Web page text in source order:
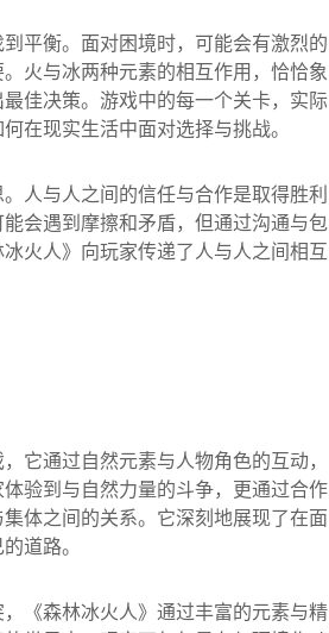
平衡。面对困境时，可能会有激烈的
火与冰两种元素的相互作用，恰恰象
佳决策。游戏中的每一个关卡，实际
在现实生活中面对选择与挑战。
人与人之间的信任与合作是取得胜利
会遇到摩擦和矛盾，但通过沟通与包
火人》向玩家传递了人与人之间相互
它通过自然元素与人物角色的互动，
验到与自然力量的斗争，更通过合作
体之间的关系。它深刻地展现了在面
道路。
《森林冰火人》通过丰富的元素与精